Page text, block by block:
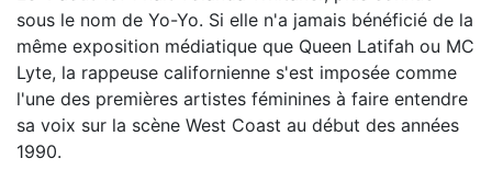
sous le nom de Yo-Yo. Si elle n'a jamais bénéficié de la
même exposition médiatique que Queen Latifah ou MC
Lyte, la rappeuse californienne s'est imposée comme
l'une des premières artistes féminines à faire entendre
sa voix sur la scène West Coast au début des années
1990.